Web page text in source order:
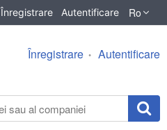
Înregistrare Autentificare Ro
Înregistrare Autentificare